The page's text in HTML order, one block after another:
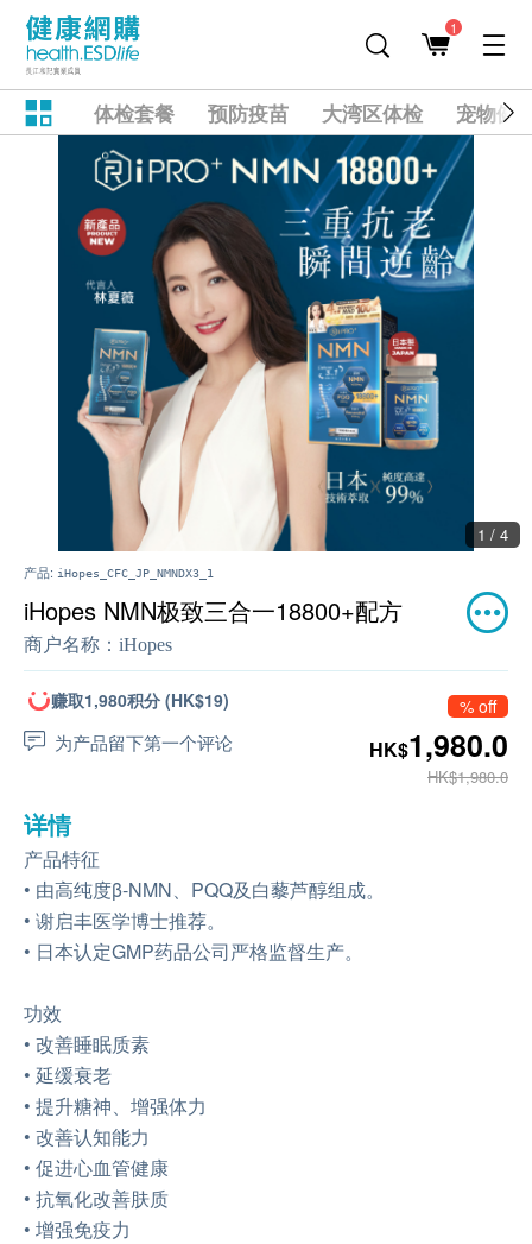
1
体检套餐 预防疫苗 大湾区体检 宠物健
1 / 4
产品: iHopes_CFC_JP_NMNDX3_1
iHopes NMN极致三合一18800+配方
商户名称： iHopes
赚取1,980积分 (HK$19)
为产品留下第一个评论
% off
HK$1,980.0
HK$1,980.0
详情
产品特征
• 由高纯度β-NMN、PQQ及白藜芦醇组成。
• 谢启丰医学博士推荐。
• 日本认定GMP药品公司严格监督生产。
功效
• 改善睡眠质素
• 延缓衰老
• 提升糖神、增强体力
• 改善认知能力
• 促进心血管健康
• 抗氧化改善肤质
• 增强免疫力